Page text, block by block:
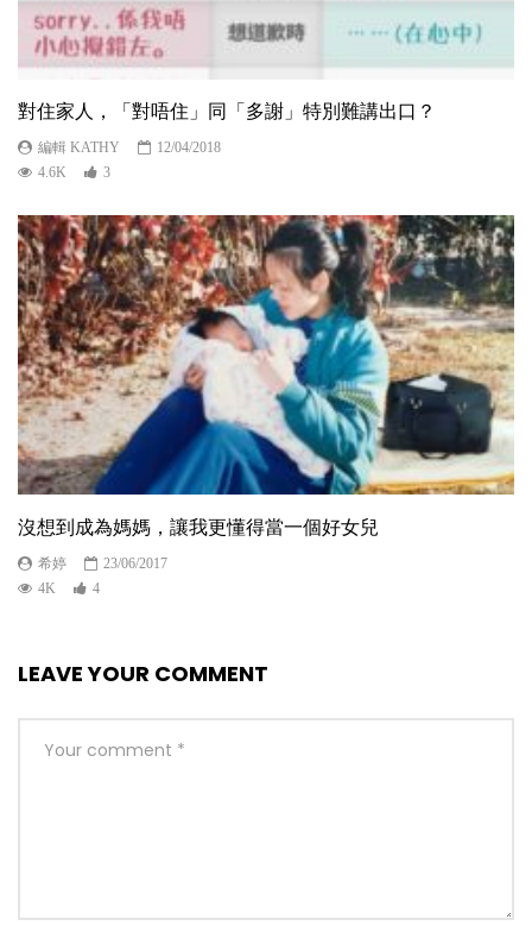
對住家人，「對唔住」同「多謝」特別難講出口？
編輯 KATHY
12/04/2018
4.6K
3
沒想到成為媽媽，讓我更懂得當一個好女兒
希婷
23/06/2017
4K
4
LEAVE YOUR COMMENT